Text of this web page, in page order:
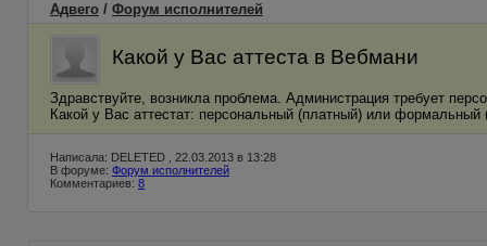
Адвего / Форум исполнителей
Какой у Вас аттеста в Вебмани
Здравствуйте, возникла проблема. Администрация требует
Какой у Вас аттестат: персональный (платный) или
Написала: DELETED , 22.03.2013 в 13:28
В форуме: Форум исполнителей
Комментариев: 8